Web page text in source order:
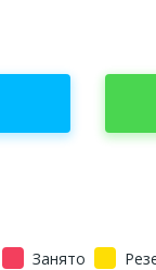
Занято